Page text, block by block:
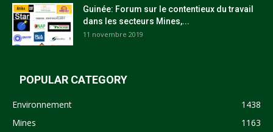
Guinée: Forum sur le contentieux du travail
dans les secteurs Mines,...
11 novembre 2019
POPULAR CATEGORY
Environnement
1438
Mines
1163